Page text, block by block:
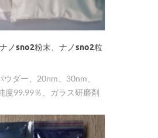
ノsno2粉末、ナノsno2粒
ダー、20nm、30nm、
度99.99％、ガラス研磨剤